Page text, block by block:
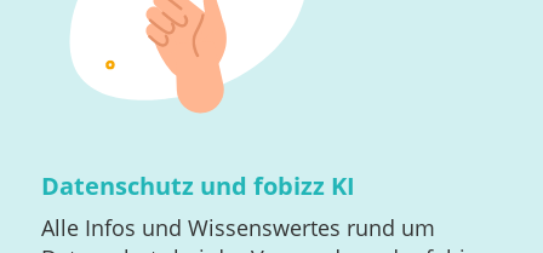
Datenschutz und fobizz KI
Alle Infos und Wissenswertes rund um